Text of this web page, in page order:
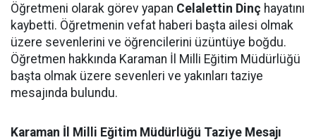
Öğretmeni olarak görev yapan Celalettin Dinç hayatını
kaybetti. Öğretmenin vefat haberi başta ailesi olmak
üzere sevenlerini ve öğrencilerini üzüntüye boğdu.
Öğretmen hakkında Karaman İl Milli Eğitim Müdürlüğü
başta olmak üzere sevenleri ve yakınları taziye
mesajında bulundu.
Karaman İl Milli Eğitim Müdürlüğü Taziye Mesajı